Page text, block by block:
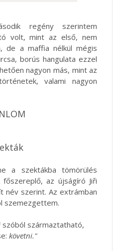
regény szerintem
volt, mint az első, nem
de a maffia nélkül mégis
borús hangulata ezzel
nagyon más, mint az
valami nagyon
a szektákba tömörülés
az újságíró Jiři
név szerint. Az extrámban
szemezgettem.
szóból származtatható,
követni."